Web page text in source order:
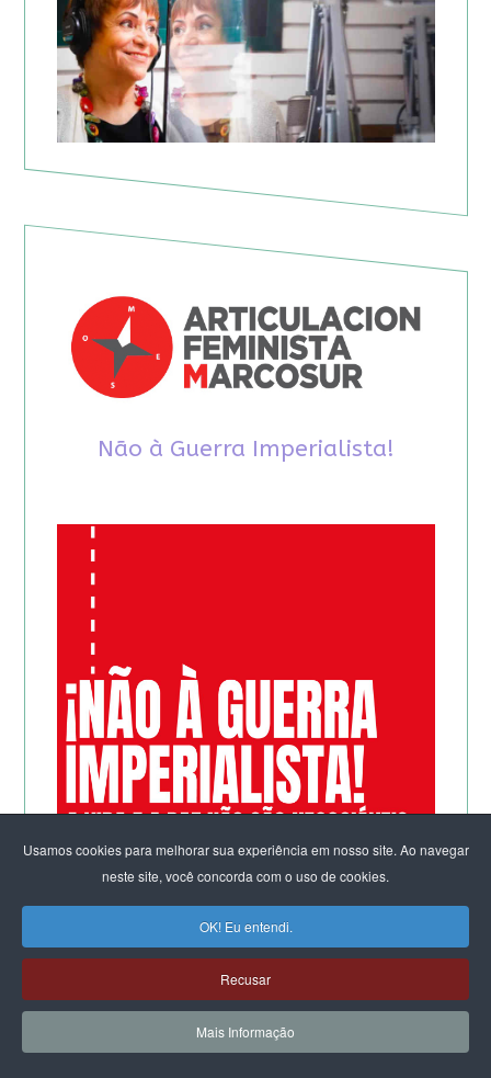
Usamos cookies para melhorar sua experiência em nosso site. Ao navegar
neste site, você concorda com o uso de cookies.
OK! Eu entendi.
Recusar
Mais Informação
Não à Guerra Imperialista!